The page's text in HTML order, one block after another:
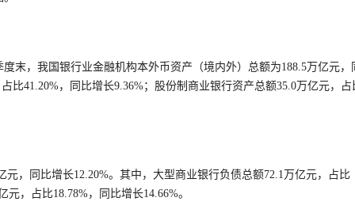
末，我国银行业金融机构本外币资产（境内外）总额为188.5万亿元，
比41.20%，同比增长9.36%；股份制商业银行资产总额35.0万亿元，占
，同比增长12.20%。其中，大型商业银行负债总额72.1万亿元，占比
，占比18.78%，同比增长14.66%。